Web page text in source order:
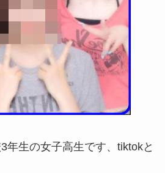
年生の女子高生です、tiktokと